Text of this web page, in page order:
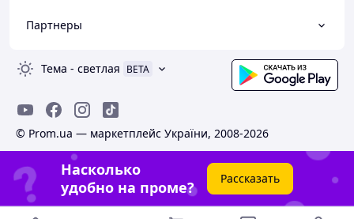
Партнеры
Тема - светлая BETA
© Prom.ua — маркетплейс України, 2008-2026
Насколько
удобно на проме?
Рассказать